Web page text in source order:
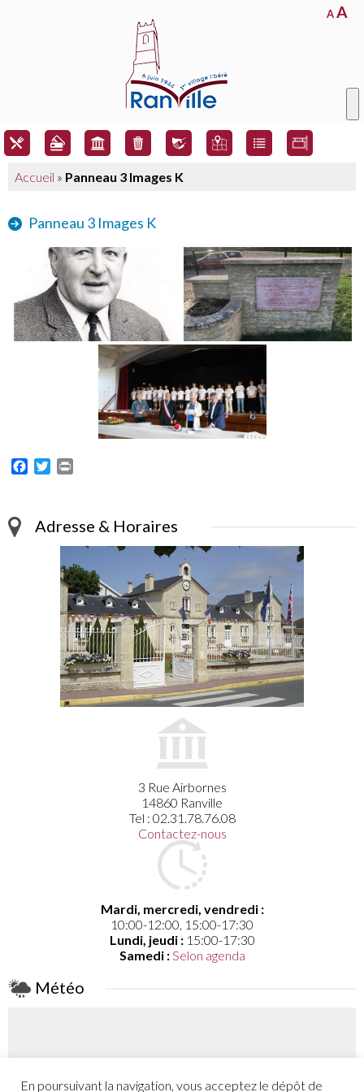
AA
Accueil » Panneau 3 Images K
Panneau 3 Images K
Facebook
Twitter
Adresse & Horaires
3 Rue Airbornes
14860 Ranville
Tel : 02.31.78.76.08
Contactez-nous
Mardi, mercredi, vendredi :
10:00-12:00, 15:00-17:30
Lundi, jeudi :15:00-17:30
Samedi :Selon agenda
Météo
Coefficient
En poursuivant la navigation, vous acceptez le dépôt de